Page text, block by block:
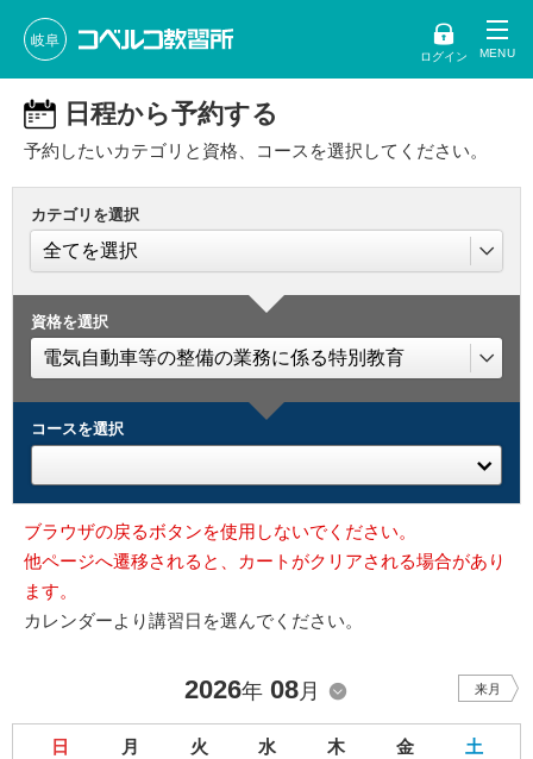
岐阜
ログイン
日程から予約する
予約したいカテゴリと資格、コースを選択してください。
カテゴリを選択
資格を選択
コースを選択
ブラウザの戻るボタンを使用しないでください。
他ページへ遷移されると、カートがクリアされる場合があり
ます。
カレンダーより講習日を選んでください。
2026年 08月 来月
日 月 火 水 木 金 土